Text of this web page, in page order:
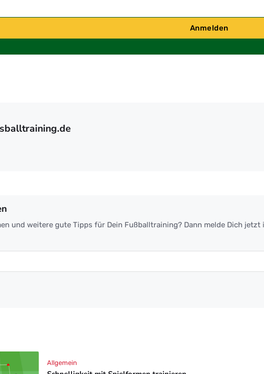
Anmelden
und weitere gute Tipps für Dein Fußballtraining? Dann melde Dich jetzt
Allgemein